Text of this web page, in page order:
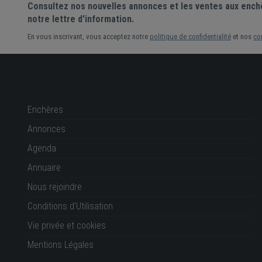
Consultez nos nouvelles annonces et les ventes aux
notre lettre d'information.
En vous inscrivant, vous acceptez notre politique de confidentialité et nos
Enchères
Annonces
Agenda
Annuaire
Nous rejoindre
Conditions d'Utilisation
Vie privée et cookies
Mentions Légales